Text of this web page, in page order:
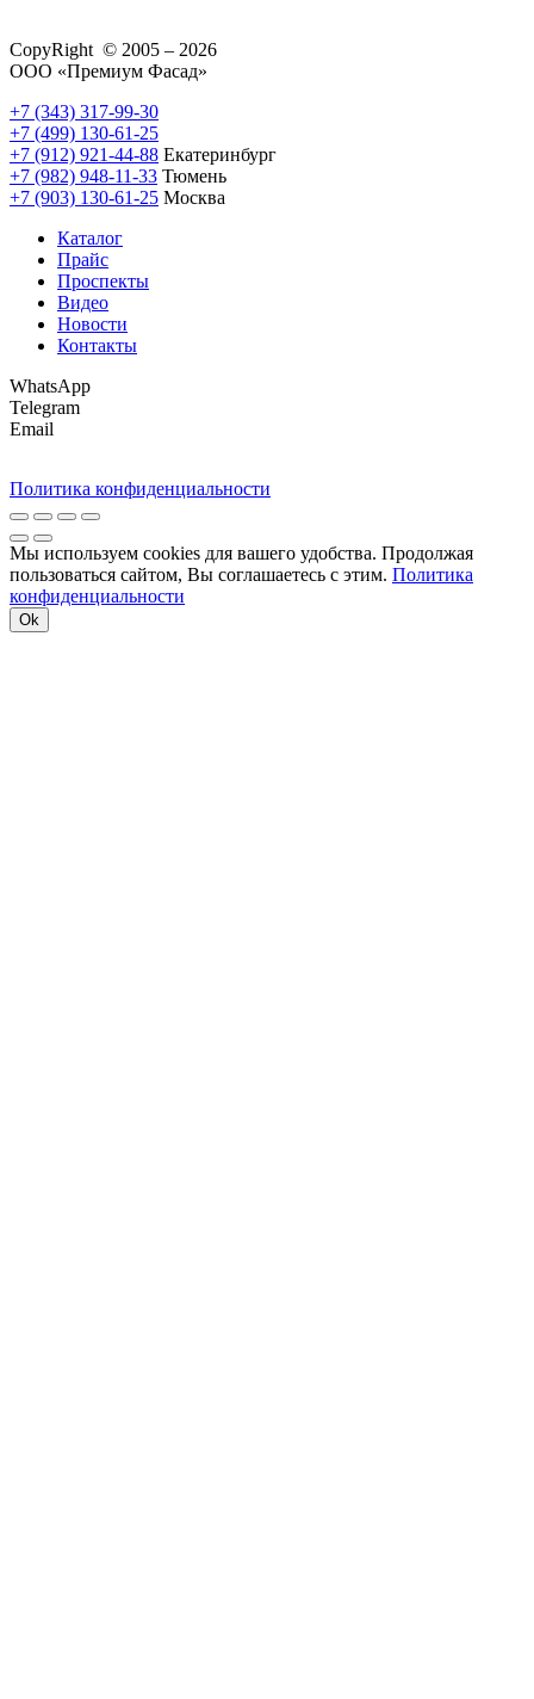
CopyRight © 2005 – 2026
ООО «Премиум Фасад»
+7 (343) 317-99-30
+7 (499) 130-61-25
+7 (912) 921-44-88 Екатеринбург
+7 (982) 948-11-33 Тюмень
+7 (903) 130-61-25 Москва
Каталог
Прайс
Проспекты
Видео
Новости
Контакты
WhatsApp
Telegram
Email
Политика конфиденциальности
Мы используем cookies для вашего удобства. Продолжая
пользоваться сайтом, Вы соглашаетесь с этим. Политика
конфиденциальности
Ok